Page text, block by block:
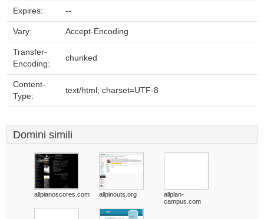
Expires: --
Vary: Accept-Encoding
Transfer-
Encoding:
chunked
Content-
Type:
text/html; charset=UTF-8
Domini simili
allpianoscores.com allpinouts.org
allplan-
campus.com